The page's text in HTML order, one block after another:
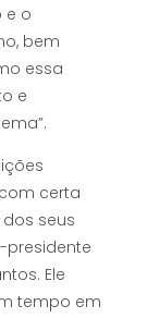
e o
bem
essa
e
certa
seus
presidente
Ele
tempo em